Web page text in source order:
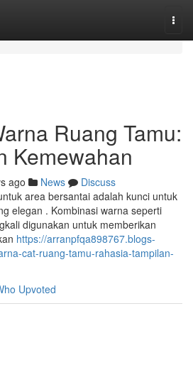
Ruang Tamu:
Kemewahan
ago News
Discuss
area bersantai adalah kunci untuk
elegan . Kombinasi warna seperti
digunakan untuk memberikan
https://arranpfqa898767.blogs-
cat-ruang-tamu-rahasia-tampilan-
Upvoted